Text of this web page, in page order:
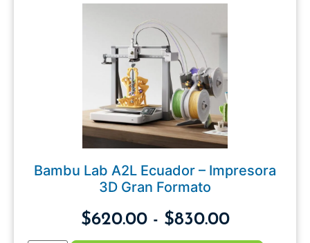
Bambu Lab A2L Ecuador – Impresora
3D Gran Formato
$620.00 - $830.00